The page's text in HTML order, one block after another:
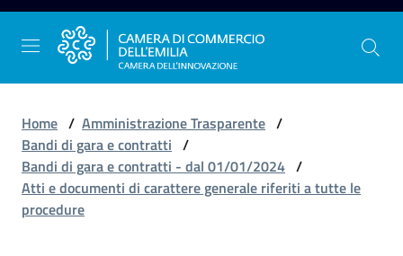
Vai al contenuto
Vai alla navigazione
Vai al footer
La
Camera
dell'Emilia
Home / Amministrazione Trasparente /
Bandi di gara e contratti /
Bandi di gara e contratti - dal 01/01/2024 /
Atti e documenti di carattere generale riferiti a tutte le
procedure